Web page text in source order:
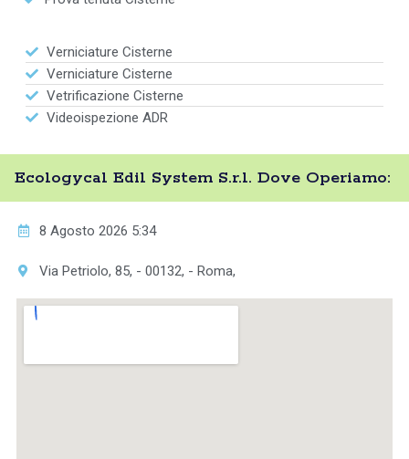
Verniciature Cisterne
Verniciature Cisterne
Vetrificazione Cisterne
Videoispezione ADR
Ecologycal Edil System S.r.l. Dove Operiamo:
8 Agosto 2026 5:34
Via Petriolo, 85, - 00132, - Roma,